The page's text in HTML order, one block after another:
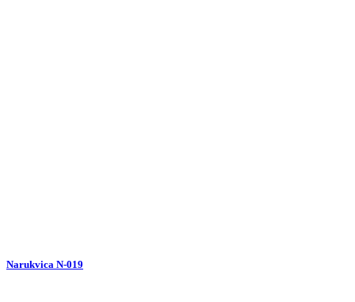
Narukvica N-019